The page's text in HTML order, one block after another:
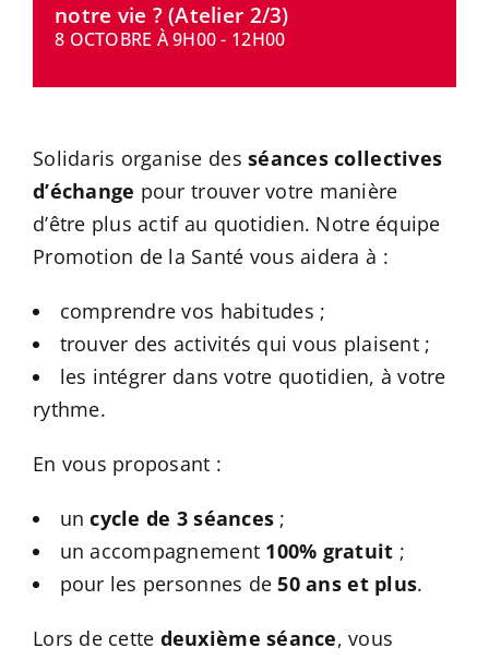
notre vie ? (Atelier 2/3)
8 OCTOBRE À 9H00- 12H00
Solidaris organise des séances collectives
d’échange pour trouver votre manière
d’être plus actif au quotidien. Notre équipe
Promotion de la Santé vous aidera à :
comprendre vos habitudes ;
trouver des activités qui vous plaisent ;
les intégrer dans votre quotidien, à votre
rythme.
En vous proposant :
uncycle de 3 séances ;
un accompagnement 100% gratuit ;
pour les personnes de50 ans et plus.
Lors de cette deuxième séance, vous